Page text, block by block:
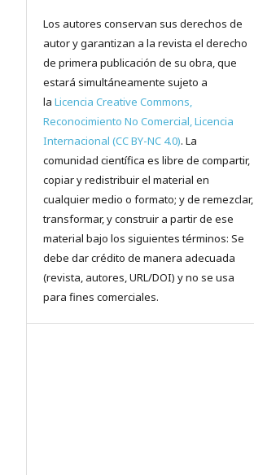
Los autores conservan sus derechos de
autor y garantizan a la revista el derecho
de primera publicación de su obra, que
estará simultáneamente sujeto a
laLicencia Creative Commons,
Reconocimiento No Comercial, Licencia
Internacional (CC BY-NC 4.0). La
comunidad científica es libre de compartir,
copiar y redistribuir el material en
cualquier medio o formato; y de remezclar,
transformar, y construir a partir de ese
material bajo los siguientes términos: Se
debe dar crédito de manera adecuada
(revista, autores, URL/DOI) y no se usa
para fines comerciales.